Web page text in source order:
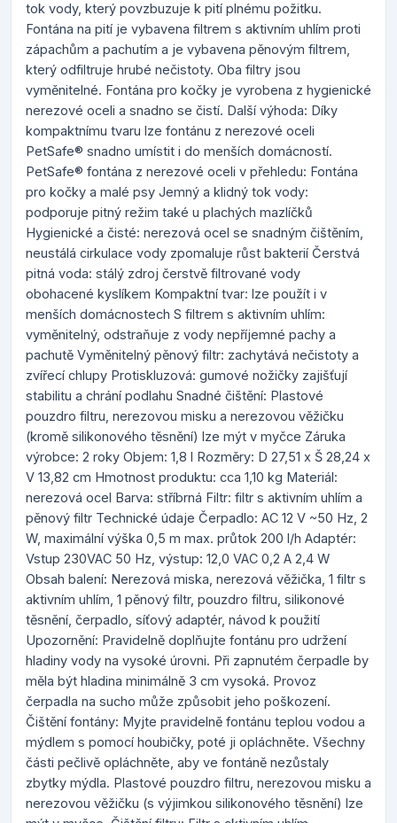
tok vody, který povzbuzuje k pití plnému požitku.
Fontána na pití je vybavena filtrem s aktivním uhlím proti
zápachům a pachutím a je vybavena pěnovým filtrem,
který odfiltruje hrubé nečistoty. Oba filtry jsou
vyměnitelné. Fontána pro kočky je vyrobena z hygienické
nerezové oceli a snadno se čistí. Další výhoda: Díky
kompaktnímu tvaru lze fontánu z nerezové oceli
PetSafe® snadno umístit i do menších domácností.
PetSafe® fontána z nerezové oceli v přehledu: Fontána
pro kočky a malé psy Jemný a klidný tok vody:
podporuje pitný režim také u plachých mazlíčků
Hygienické a čisté: nerezová ocel se snadným čištěním,
neustálá cirkulace vody zpomaluje růst bakterií Čerstvá
pitná voda: stálý zdroj čerstvě filtrované vody
obohacené kyslíkem Kompaktní tvar: lze použít i v
menších domácnostech S filtrem s aktivním uhlím:
vyměnitelný, odstraňuje z vody nepříjemné pachy a
pachutě Vyměnitelný pěnový filtr: zachytává nečistoty a
zvířecí chlupy Protiskluzová: gumové nožičky zajišťují
stabilitu a chrání podlahu Snadné čištění: Plastové
pouzdro filtru, nerezovou misku a nerezovou věžičku
(kromě silikonového těsnění) lze mýt v myčce Záruka
výrobce: 2 roky Objem: 1,8 l Rozměry: D 27,51 x Š 28,24 x
V 13,82 cm Hmotnost produktu: cca 1,10 kg Materiál:
nerezová ocel Barva: stříbrná Filtr: filtr s aktivním uhlím a
pěnový filtr Technické údaje Čerpadlo: AC 12 V ~50 Hz, 2
W, maximální výška 0,5 m max. průtok 200 l/h Adaptér:
Vstup 230VAC 50 Hz, výstup: 12,0 VAC 0,2 A 2,4 W
Obsah balení: Nerezová miska, nerezová věžička, 1 filtr s
aktivním uhlím, 1 pěnový filtr, pouzdro filtru, silikonové
těsnění, čerpadlo, síťový adaptér, návod k použití
Upozornění: Pravidelně doplňujte fontánu pro udržení
hladiny vody na vysoké úrovni. Při zapnutém čerpadle by
měla být hladina minimálně 3 cm vysoká. Provoz
čerpadla na sucho může způsobit jeho poškození.
Čištění fontány: Myjte pravidelně fontánu teplou vodou a
mýdlem s pomocí houbičky, poté ji opláchněte. Všechny
části pečlivě opláchněte, aby ve fontáně nezůstaly
zbytky mýdla. Plastové pouzdro filtru, nerezovou misku a
nerezovou věžičku (s výjimkou silikonového těsnění) lze